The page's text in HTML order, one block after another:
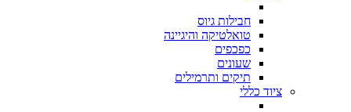
חבילות גיוס
טואלטיקה והיגיינה
כפכפים
שעונים
תיקים ותרמילים
ציוד כללי